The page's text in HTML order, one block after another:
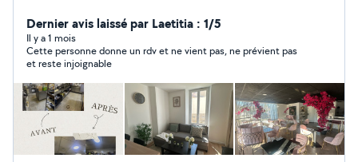
est simple : vous offrir un intérieur propre, sain et
agréable à vivre, tout en vous faisant gagner du temps
et de la tranquillité. J'interviens pour différents types de
prestations : ménage à domicile, entretien régulier ou
ponctuel, nettoyage de locations type Airbnb, remise
en état après location, nettoyage de fin de chantier,
entretien de bureaux, commerces et parties communes
de copropriétés. Rigoureuse, organisée et attentive aux
détails, je mets un point d'honneur à fournir un travail de
Dernier avis laissé par Laetitia : 1/5
Il y a 1 mois
Cette personne donne un rdv et ne vient pas, ne prévient pas
et reste injoignable